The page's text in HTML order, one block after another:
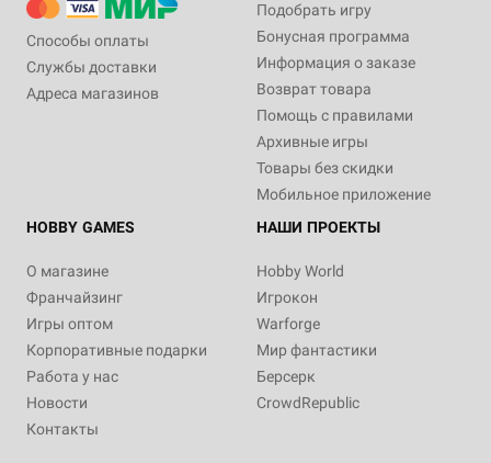
Способы оплаты
Службы доставки
Адреса магазинов
Подобрать игру
Бонусная программа
Информация о заказе
Возврат товара
Помощь с правилами
Архивные игры
Товары без скидки
Мобильное приложение
HOBBY GAMES
О магазине
Франчайзинг
Игры оптом
Корпоративные подарки
Работа у нас
Новости
Контакты
НАШИ ПРОЕКТЫ
Hobby World
Игрокон
Warforge
Мир фантастики
Берсерк
CrowdRepublic